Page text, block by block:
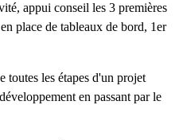
appui conseil les 3 premières
place de tableaux de bord, 1er
les étapes d'un projet
en passant par le